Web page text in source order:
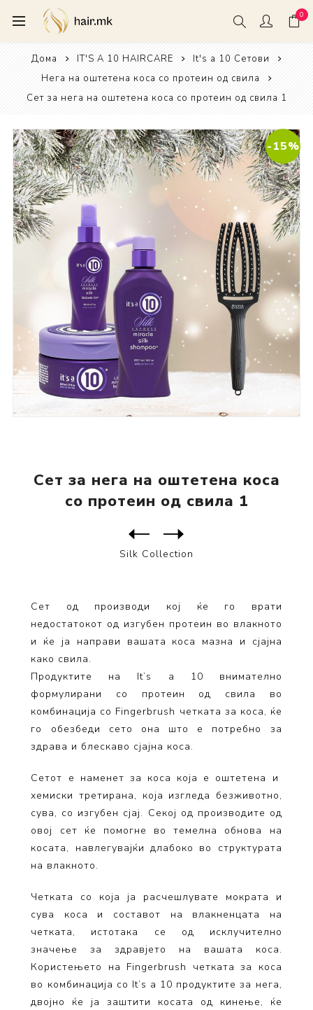
0
Дома IT'S A 10 HAIRCARE
It's a 10 Сетови
Нега на оштетена коса со протеин од свила
Сет за нега на оштетена коса со протеин од свила 1
-15%
Сет за нега на оштетена коса
со протеин од свила 1
Silk Collection
Сет од производи кој ќе го врати
недостатокот од изгубен протеин во влакното
и ќе ја направи вашата коса мазна и сјајна
како свила.
Продуктите на It’s a 10 внимателно
формулирани со протеин од свила во
комбинација со Fingerbrush четката за коса, ќе
го обезбеди сето она што е потребно за
здрава и блескаво сјајна коса.
Сетот е наменет за коса која е оштетена и
хемиски третирана, која изгледа безживотно,
сува, со изгубен сјај. Секој од производите од
овој сет ќе помогне во темелна обнова на
косата, навлегувајќи длабоко во структурата
на влакното.
Четката со која ја расчешлувате мократа и
сува коса и составот на влакненцата на
четката, истотака се од исклучително
значење за здравјето на вашата коса.
Користењето на Fingerbrush четката за коса
во комбинација со It’s a 10 продуктите за нега,
двојно ќе ја заштити косата од кинење, ќе